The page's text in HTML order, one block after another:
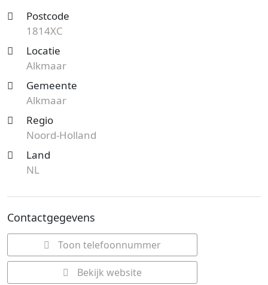
Postcode
1814XC
Locatie
Alkmaar
Gemeente
Alkmaar
Regio
Noord-Holland
Land
NL
Contactgegevens
Toon telefoonnummer
Bekijk website